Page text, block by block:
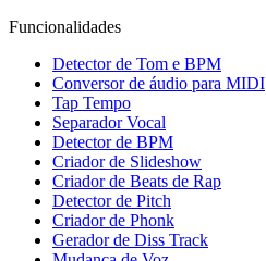
Funcionalidades
Detector de Tom e BPM
Conversor de áudio para MIDI
Tap Tempo
Separador Vocal
Detector de BPM
Criador de Slideshow
Criador de Beats de Rap
Detector de Pitch
Criador de Phonk
Gerador de Diss Track